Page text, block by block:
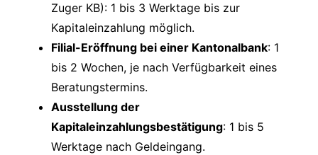
Zuger KB): 1 bis 3 Werktage bis zur
Kapitaleinzahlung möglich.
Filial-Eröffnung bei einer Kantonalbank: 1
bis 2 Wochen, je nach Verfügbarkeit eines
Beratungstermins.
Ausstellung der
Kapitaleinzahlungsbestätigung: 1 bis 5
Werktage nach Geldeingang.